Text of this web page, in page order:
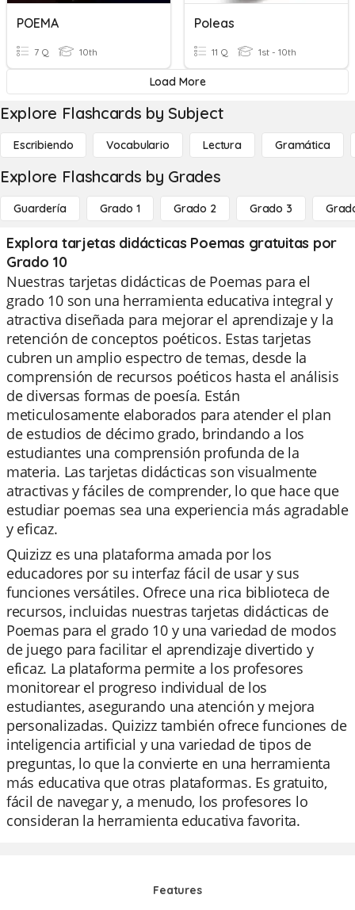
POEMA
7 Q 10th
Poleas
11 Q 1st - 10th
Load More
Explore Flashcards by Subject
Escribiendo Vocabulario Lectura Gramática
Explore Flashcards by Grades
Guardería Grado 1 Grado 2 Grado 3
Explora tarjetas didácticas Poemas gratuitas por
Grado 10
Nuestras tarjetas didácticas de Poemas para el
grado 10 son una herramienta educativa integral y
atractiva diseñada para mejorar el aprendizaje y la
retención de conceptos poéticos. Estas tarjetas
cubren un amplio espectro de temas, desde la
comprensión de recursos poéticos hasta el análisis
de diversas formas de poesía. Están
meticulosamente elaborados para atender el plan
de estudios de décimo grado, brindando a los
estudiantes una comprensión profunda de la
materia. Las tarjetas didácticas son visualmente
atractivas y fáciles de comprender, lo que hace que
estudiar poemas sea una experiencia más agradable
y eficaz.
Quizizz es una plataforma amada por los
educadores por su interfaz fácil de usar y sus
funciones versátiles. Ofrece una rica biblioteca de
recursos, incluidas nuestras tarjetas didácticas de
Poemas para el grado 10 y una variedad de modos
de juego para facilitar el aprendizaje divertido y
eficaz. La plataforma permite a los profesores
monitorear el progreso individual de los
estudiantes, asegurando una atención y mejora
personalizadas. Quizizz también ofrece funciones de
inteligencia artificial y una variedad de tipos de
preguntas, lo que la convierte en una herramienta
más educativa que otras plataformas. Es gratuito,
fácil de navegar y, a menudo, los profesores lo
consideran la herramienta educativa favorita.
Features